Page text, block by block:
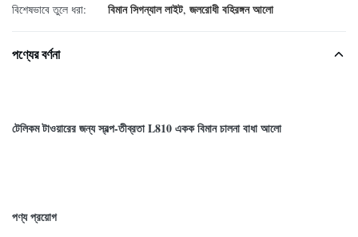
বিশেষভাবে তুলে ধরা:
বিমান সিগন্যাল লাইট, জলরোধী বহিরঙ্গন আলো
পণ্যের বর্ণনা
টেলিকম টাওয়ারের জন্য স্বল্প-তীব্রতা L810 একক বিমান চালনা বাধা আলো
পণ্য প্রয়োগ